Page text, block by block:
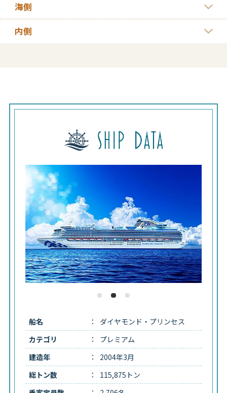
海側
内側
船名
ダイヤモンド・プリンセス
カテゴリ
プレミアム
建造年
2004年3月
総トン数
115,875トン